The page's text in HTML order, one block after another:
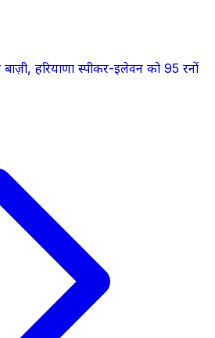
हरियाणा स्पीकर-इलेवन को 95 रनों